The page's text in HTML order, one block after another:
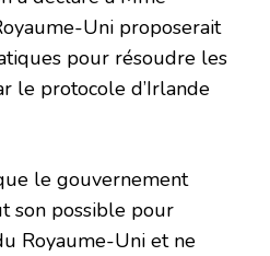
Uni proposerait
pour résoudre les
le protocole d’Irlande
le gouvernement
son possible pour
Royaume-Uni et ne